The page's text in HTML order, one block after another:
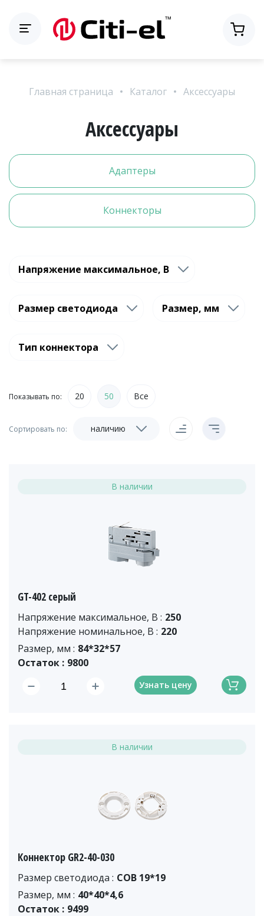
Главная страница Каталог Аксессуары
Аксессуары
Адаптеры
Коннекторы
Напряжение максимальное, В
Размер светодиода Размер, мм
Тип коннектора
Показывать по: 20 50 Все
Сортировать по: наличию
В наличии
GT-402 серый
Напряжение максимальное, В : 250
Напряжение номинальное, В : 220
Размер, мм : 84*32*57
Остаток : 9800
Узнать цену
В наличии
Коннектор GR2-40-030
Размер светодиода : COB 19*19
Размер, мм : 40*40*4,6
Остаток : 9499